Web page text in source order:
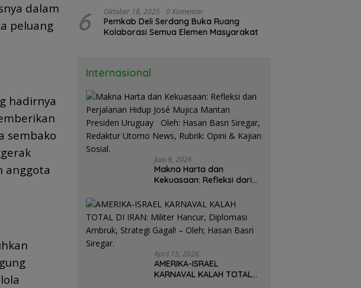
dalam
peluang
hadirnya
sembako
anggota
6 Oktober 18, 2025 0 Komentar
Pemkab Deli Serdang Buka Ruang
Kolaborasi Semua Elemen Masyarakat
Internasional
Juni 9, 2026
Makna Harta dan
Kekuasaan: Refleksi dari
Mujica Mantan Presiden
Uruguay Oleh: Hasan
Basri Siregar, Redaktur
Utomo News, Rubrik: Opini
April 15, 2026
AMERIKA-ISRAEL
KARNAVAL KALAH TOTAL